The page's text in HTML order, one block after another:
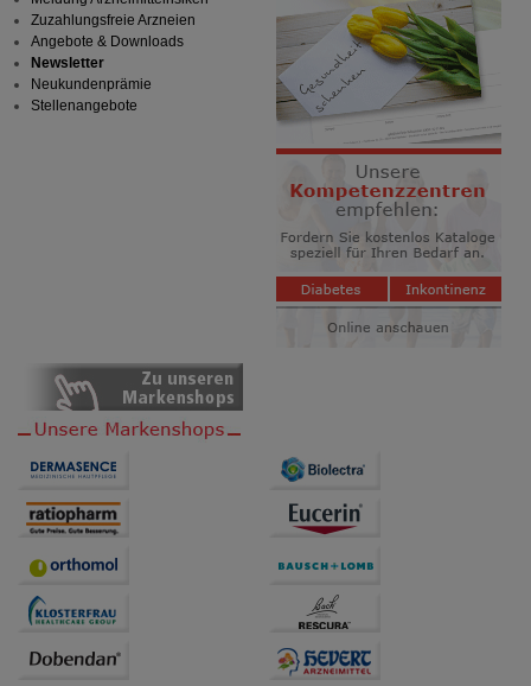
Zuzahlungsfreie Arzneien
Angebote & Downloads
Newsletter
Neukundenprämie
Stellenangebote